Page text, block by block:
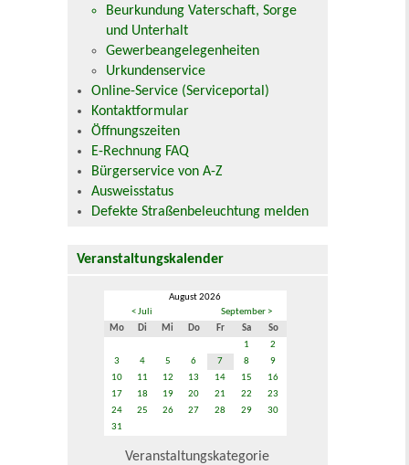
Beurkundung Vaterschaft, Sorge
und Unterhalt
Gewerbeangelegenheiten
Urkundenservice
Online-Service (Serviceportal)
Kontaktformular
Öffnungszeiten
E-Rechnung FAQ
Bürgerservice von A-Z
Ausweisstatus
Defekte Straßenbeleuchtung melden
Veranstaltungskalender
August 2026
< Juli
September >
Mo
Di Mi Do Fr Sa
So
1
2
3
4 5 6 7 8
9
10
11 12 13 14 15
16
17
18 19 20 21 22
23
24
25 26 27 28 29
30
31
Veranstaltungskategorie